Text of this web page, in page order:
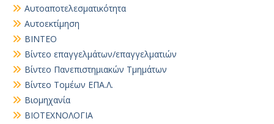
Αυτοαποτελεσματικότητα
Αυτοεκτίμηση
ΒΙΝΤΕΟ
Βίντεο επαγγελμάτων/επαγγελματιών
Βίντεο Πανεπιστημιακών Τμημάτων
Βίντεο Τομέων ΕΠΑ.Λ.
Βιομηχανία
ΒΙΟΤΕΧΝΟΛΟΓΙΑ